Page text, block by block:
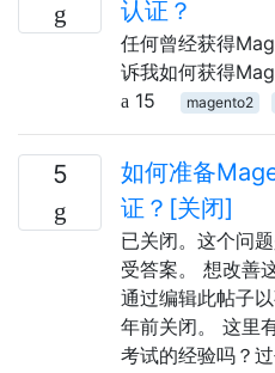
认证？
任何曾经获得
诉我如何获得
15
magento2
5
如何准备
证？[关闭]
已关闭。这个问
受答案。 想改善
通过编辑此帖子
年前关闭。 这里
考试的经验吗？